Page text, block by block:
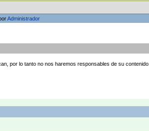
Administrador
por lo tanto no nos haremos responsables de su contenido.